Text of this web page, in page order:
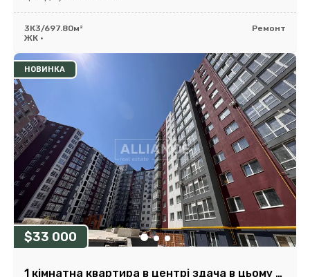
3К3/697.80м²
Ремонт
ЖК •
НОВИНКА
$33 000
1 кімнатна квартира в центрі здача в цьому році